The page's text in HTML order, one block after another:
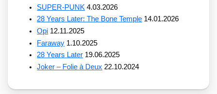
SUPER-PUNK 4.03.2026
28 Years Later: The Bone Temple 14.01.2026
Opi 12.11.2025
Faraway 1.10.2025
28 Years Later 19.06.2025
Joker – Folie à Deux 22.10.2024